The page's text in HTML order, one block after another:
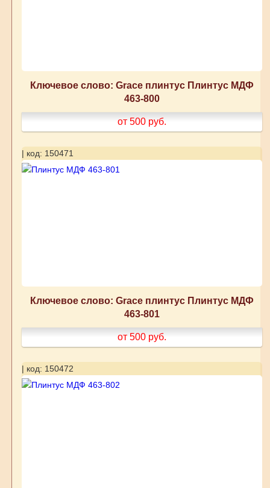
Ключевое слово: Grace плинтус Плинтус МДФ
463-800
от 500 руб.
| код: 150471
Ключевое слово: Grace плинтус Плинтус МДФ
463-801
от 500 руб.
| код: 150472